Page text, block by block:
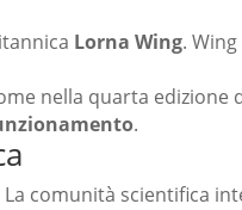
Lorna Wing.
nella quarta edizione
.
La comunità scientifica